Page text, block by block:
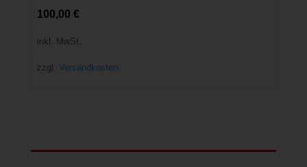
100,00 €
inkl. MwSt.
zzgl. Versandkosten